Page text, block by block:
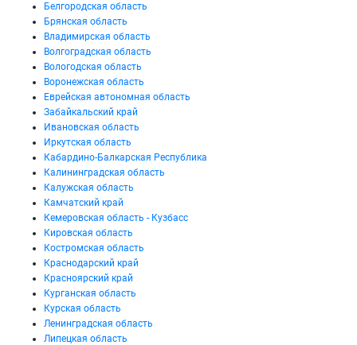
Белгородская область
Брянская область
Владимирская область
Волгоградская область
Вологодская область
Воронежская область
Еврейская автономная область
Забайкальский край
Ивановская область
Иркутская область
Кабардино-Балкарская Республика
Калининградская область
Калужская область
Камчатский край
Кемеровская область - Кузбасс
Кировская область
Костромская область
Краснодарский край
Красноярский край
Курганская область
Курская область
Ленинградская область
Липецкая область